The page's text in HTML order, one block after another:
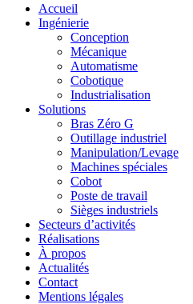
Accueil
Ingénierie
Conception
Mécanique
Automatisme
Cobotique
Industrialisation
Solutions
Bras Zéro G
Outillage industriel
Manipulation/Levage
Machines spéciales
Cobot
Poste de travail
Sièges industriels
Secteurs d’activités
Réalisations
À propos
Actualités
Contact
Mentions légales